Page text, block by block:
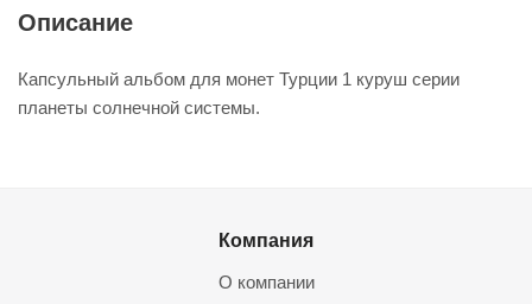
Описание
Капсульный альбом для монет Турции 1 куруш серии
планеты солнечной системы.
Компания
О компании